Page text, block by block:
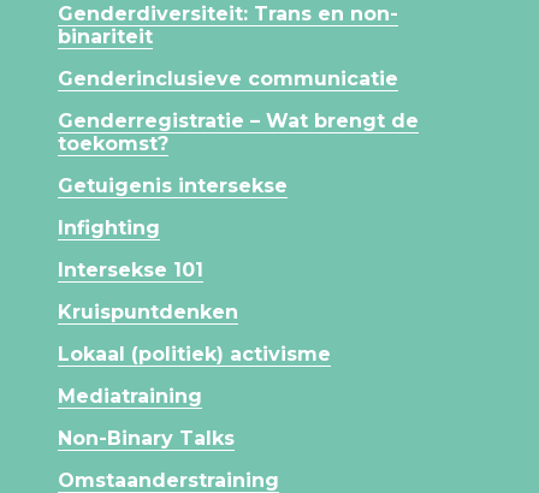
Genderdiversiteit: Trans en non-
binariteit
Genderinclusieve communicatie
Genderregistratie – Wat brengt de
toekomst?
Getuigenis intersekse
Infighting
Intersekse 101
Kruispuntdenken
Lokaal (politiek) activisme
Mediatraining
Non-Binary Talks
Omstaanderstraining